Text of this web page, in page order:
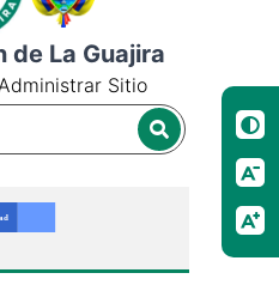
de La Guajira
Sitio